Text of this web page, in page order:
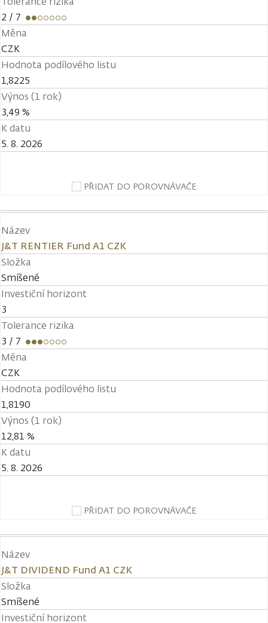
2 / 7
Měna
CZK
Hodnota podílového listu
1,8225
Výnos (1 rok)
3,49 %
K datu
5. 8. 2026
PŘIDAT DO POROVNÁVAČE
Název
J&T RENTIER Fund A1 CZK
Složka
Smíšené
Investiční horizont
3
Tolerance rizika
3 / 7
Měna
CZK
Hodnota podílového listu
1,8190
Výnos (1 rok)
12,81 %
K datu
5. 8. 2026
PŘIDAT DO POROVNÁVAČE
Název
J&T DIVIDEND Fund A1 CZK
Složka
Smíšené
Investiční horizont